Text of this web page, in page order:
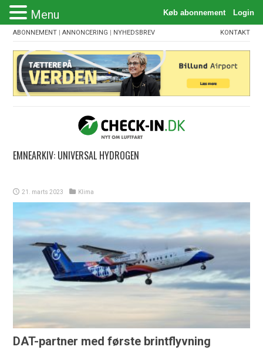
ABONNEMENT |ANNONCERING | NYHEDSBREV KONTAKT
EMNEARKIV: UNIVERSAL HYDROGEN
21. marts 2023 Klima
DAT-partner med første brintflyvning
Menu